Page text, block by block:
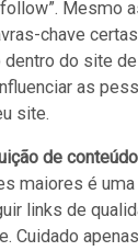
Mesmo
chave
dentro do site
as
site.
de conteúdo
maiores é uma
links de
Cuidado